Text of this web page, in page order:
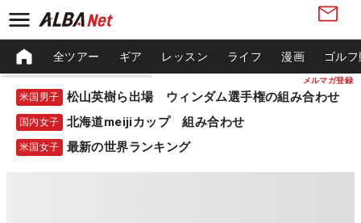
メルマガ登録
全ツアー ギア レッスン ライフ 漫画 ゴル
米国男子 松山英樹ら出場 ウィンダム選手権の組み合わせ
国内女子 北海道meijiカップ 組み合わせ
米国女子 最新の世界ランキング